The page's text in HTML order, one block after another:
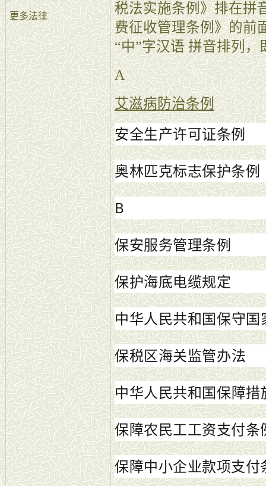
更多法律
税法实施条例》排在拼
费征收管理条例》的前
“中”字汉语 拼音排列
A
艾滋病防治条例
安全生产许可证条例
奥林匹克标志保护条例
B
保安服务管理条例
保护海底电缆规定
中华人民共和国保守
保税区海关监管办法
中华人民共和国保障措
保障农民工工资支付条
保障中小企业款项支付